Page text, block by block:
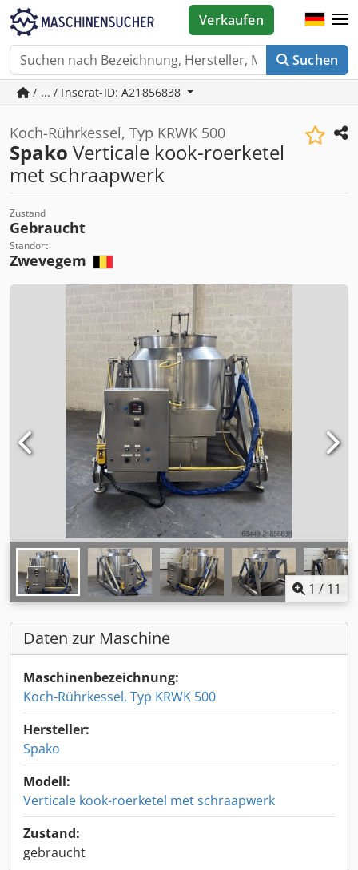
Suchen
Verkaufen
/ ... / Inserat-ID: A21856838
Koch-Rührkessel, Typ KRWK 500
Spako Verticale kook-roerketel
met schraapwerk
Zustand
Gebraucht
Standort
Zwevegem
1 / 11
Daten zur Maschine
Maschinenbezeichnung:
Koch-Rührkessel, Typ KRWK 500
Hersteller:
Spako
Modell:
Verticale kook-roerketel met schraapwerk
Zustand:
gebraucht